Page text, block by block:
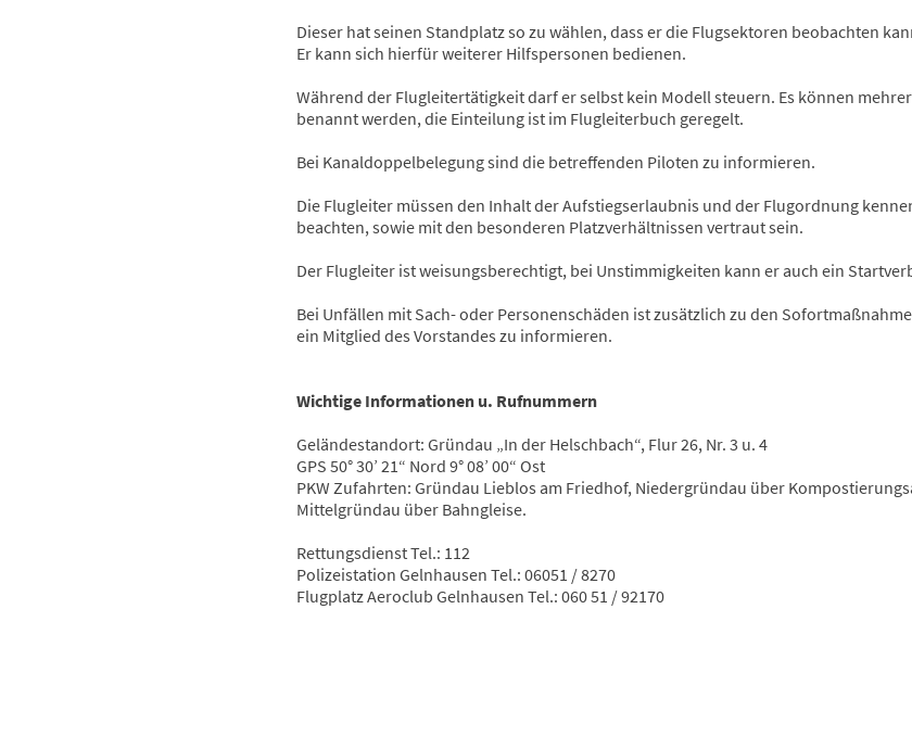
Dieser hat seinen Standplatz so zu wählen, dass er die Flugsektoren beobachten
Er kann sich hierfür weiterer Hilfspersonen bedienen.
Während der Flugleitertätigkeit darf er selbst kein Modell steuern. Es können
benannt werden, die Einteilung ist im Flugleiterbuch geregelt.
Bei Kanaldoppelbelegung sind die betreffenden Piloten zu informieren.
Die Flugleiter müssen den Inhalt der Aufstiegserlaubnis und der Flugordnung
beachten, sowie mit den besonderen Platzverhältnissen vertraut sein.
Der Flugleiter ist weisungsberechtigt, bei Unstimmigkeiten kann er auch ein
Bei Unfällen mit Sach- oder Personenschäden ist zusätzlich zu den
ein Mitglied des Vorstandes zu informieren.
Wichtige Informationen u. Rufnummern
Geländestandort: Gründau „In der Helschbach“, Flur 26, Nr. 3 u. 4
GPS 50° 30’ 21“ Nord 9° 08’ 00“ Ost
PKW Zufahrten: Gründau Lieblos am Friedhof, Niedergründau über
Mittelgründau über Bahngleise.
Rettungsdienst Tel.: 112
Polizeistation Gelnhausen Tel.: 06051 / 8270
Flugplatz Aeroclub Gelnhausen Tel.: 060 51 / 92170